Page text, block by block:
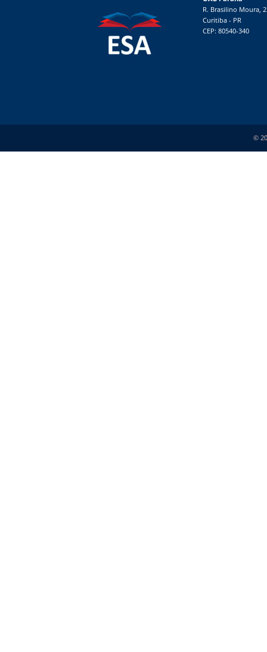
R. Brasilino Moura,
Curitiba - PR
CEP: 80540-340
©